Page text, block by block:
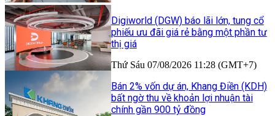
Digiworld (DGW) báo lãi lớn, tung cổ
phiếu ưu đãi giá rẻ bằng một phần tư
thị giá
Thứ Sáu 07/08/2026 11:28 (GMT+7)
Bán 2% vốn dự án, Khang Điền (KDH)
bất ngờ thu về khoản lợi nhuận tài
chính gần 900 tỷ đồng